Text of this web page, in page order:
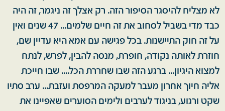
לא מצליח להיסגר הסיפור הזה. רק אצלך זה ניגמר, זה היה
כבד מדי בשביל לסחוב את זה חיים שלמים... 47 שנים ואין
על זה חוק התיישנות. בכל פגישה עם אמא היא עדיין שם,
חוזרת לאותה נקודה, חופרת, מנסה להבין, לפרש, לנתח
למצוא היגיון... ברגע הזה שבו שחררת הכל.... שבו חייכת
אליה חיוך אחרון מעבר למעקה המרפסת ועזבת... ערב סתיו
שקט ורגוע, בניגוד לערבים ולימים הסוערים שאפיינו את